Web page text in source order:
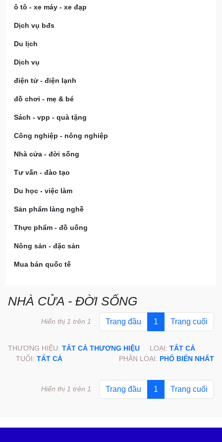
ô tô - xe máy - xe đạp
Dịch vụ bđs
Du lịch
Dịch vụ
điện tử - điện lạnh
đồ chơi - mẹ & bé
Sách - vpp - quà tặng
Công nghiệp - nông nghiệp
Nhà cửa - đời sống
Tư vấn - đào tạo
Du học - việc làm
Sản phẩm làng nghề
Thực phẩm - đồ uống
Nông sản - đặc sản
Mua bán quốc tế
NHÀ CỬA - ĐỜI SỐNG
Trang đầu 1 Trang cuối
Hiển thị 1 trên 1
THƯƠNG HIỆU: TẤT CẢ THƯƠNG HIỆU LOẠI: TẤT CẢ
TUỔI: TẤT CẢ PHÂN LOẠI: PHỔ BIẾN NHẤT
Trang đầu 1 Trang cuối
Hiển thị 1 trên 1